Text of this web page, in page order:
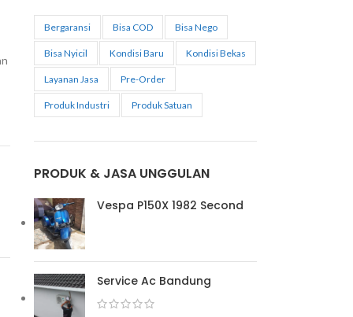
Bergaransi Bisa COD Bisa Nego
Bisa Nyicil Kondisi Baru Kondisi Bekas
Layanan Jasa Pre-Order
Produk Industri Produk Satuan
PRODUK & JASA UNGGULAN
Vespa P150X 1982 Second
Service Ac Bandung